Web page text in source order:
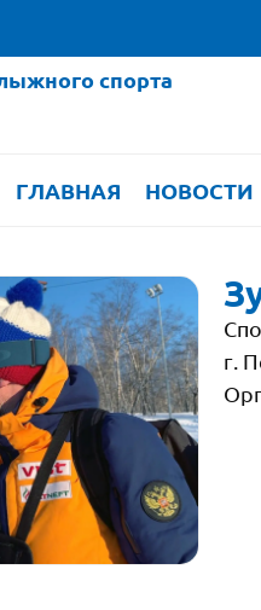
спорта
ГЛАВНАЯ НОВОСТИ
г.